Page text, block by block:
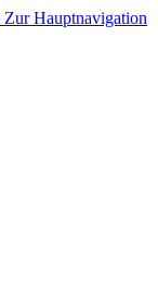
Zur Hauptnavigation